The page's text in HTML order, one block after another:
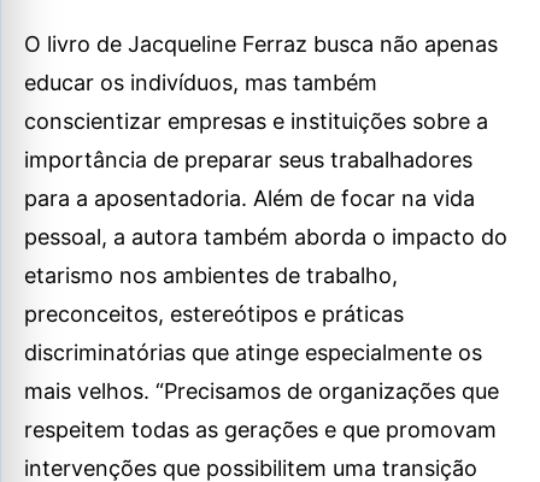
O livro de Jacqueline Ferraz busca não apenas
educar os indivíduos, mas também
conscientizar empresas e instituições sobre a
importância de preparar seus trabalhadores
para a aposentadoria. Além de focar na vida
pessoal, a autora também aborda o impacto do
etarismo nos ambientes de trabalho,
preconceitos, estereótipos e práticas
discriminatórias que atinge especialmente os
mais velhos. “Precisamos de organizações que
respeitem todas as gerações e que promovam
intervenções que possibilitem uma transição